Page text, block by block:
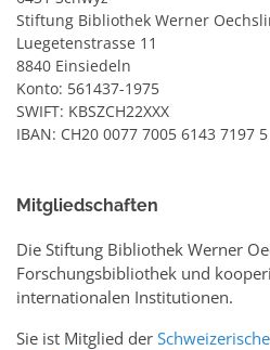
Stiftung Bibliothek Werner
Luegetenstrasse 11
8840 Einsiedeln
Konto: 561437-1975
SWIFT: KBSZCH22XXX
IBAN: CH20 0077 7005 6143 7197 5
Mitgliedschaften
Die Stiftung Bibliothek Werner
Forschungsbibliothek und
internationalen Institutionen.
Sie ist Mitglied der